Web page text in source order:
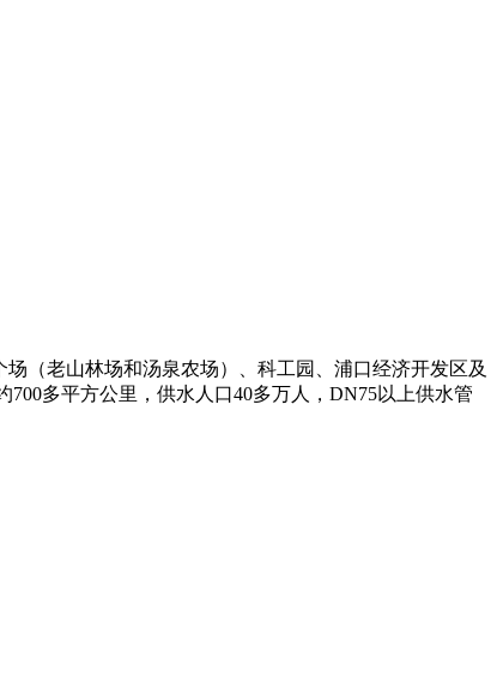
（老山林场和汤泉农场）、科工园、浦口经济开发区及
多平方公里，供水人口40多万人，DN75以上供水管